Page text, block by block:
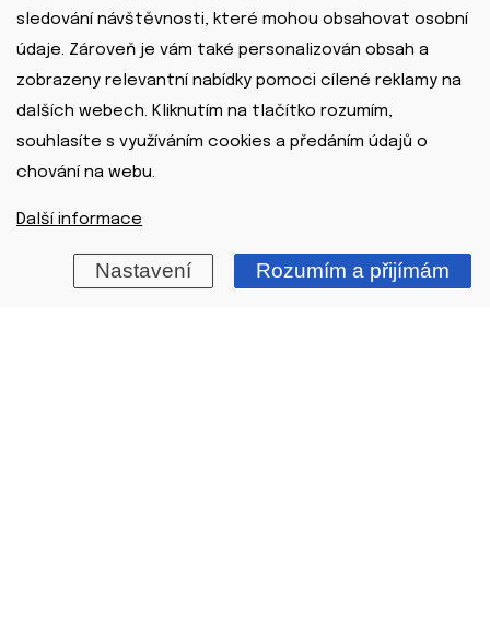
sledování návštěvnosti, které mohou obsahovat osobní
údaje. Zároveň je vám také personalizován obsah a
zobrazeny relevantní nabídky pomoci cílené reklamy na
dalších webech. Kliknutím na tlačítko rozumím,
souhlasíte s využíváním cookies a předáním údajů o
chování na webu.
Další informace
Nastavení Rozumím a přijímám